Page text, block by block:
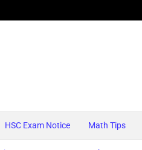
HSC Exam Notice Math Tips